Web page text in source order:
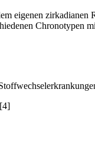
eigenen
Chronotypen